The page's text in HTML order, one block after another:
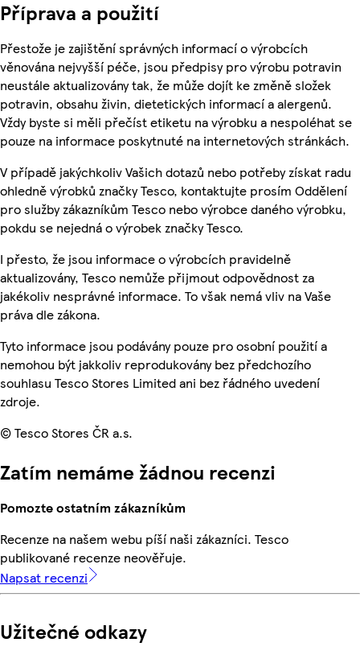
Příprava a použití
Přestože je zajištění správných informací o výrobcích
věnována nejvyšší péče, jsou předpisy pro výrobu potravin
neustále aktualizovány tak, že může dojít ke změně složek
potravin, obsahu živin, dietetických informací a alergenů.
Vždy byste si měli přečíst etiketu na výrobku a nespoléhat se
pouze na informace poskytnuté na internetových stránkách.
V případě jakýchkoliv Vašich dotazů nebo potřeby získat radu
ohledně výrobků značky Tesco, kontaktujte prosím Oddělení
pro služby zákazníkům Tesco nebo výrobce daného výrobku,
pokdu se nejedná o výrobek značky Tesco.
I přesto, že jsou informace o výrobcích pravidelně
aktualizovány, Tesco nemůže přijmout odpovědnost za
jakékoliv nesprávné informace. To však nemá vliv na Vaše
práva dle zákona.
Tyto informace jsou podávány pouze pro osobní použití a
nemohou být jakkoliv reprodukovány bez předchozího
souhlasu Tesco Stores Limited ani bez řádného uvedení
zdroje.
© Tesco Stores ČR a.s.
Zatím nemáme žádnou recenzi
Pomozte ostatním zákazníkům
Recenze na našem webu píší naši zákazníci. Tesco
publikované recenze neověřuje.
Napsat recenzi
Užitečné odkazy